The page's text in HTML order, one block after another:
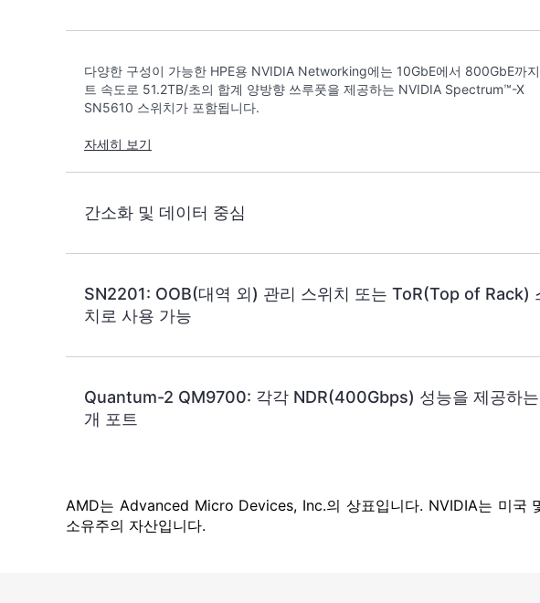
다양한 구성이 가능한 HPE용 NVIDIA Networking에는 10GbE에서 800GbE까
트 속도로 51.2TB/초의 합계 양방향 쓰루풋을 제공하는 NVIDIA Spectrum™-X
SN5610 스위치가 포함됩니다.
자세히 보기
간소화 및 데이터 중심
SN2201: OOB(대역 외) 관리 스위치 또는 ToR(Top of Rack)
치로 사용 가능
Quantum-2 QM9700: 각각 NDR(400Gbps) 성능을 제공하
개 포트
AMD는 Advanced Micro Devices, Inc.의 상표입니다. NVIDIA는 미
소유주의 자산입니다.